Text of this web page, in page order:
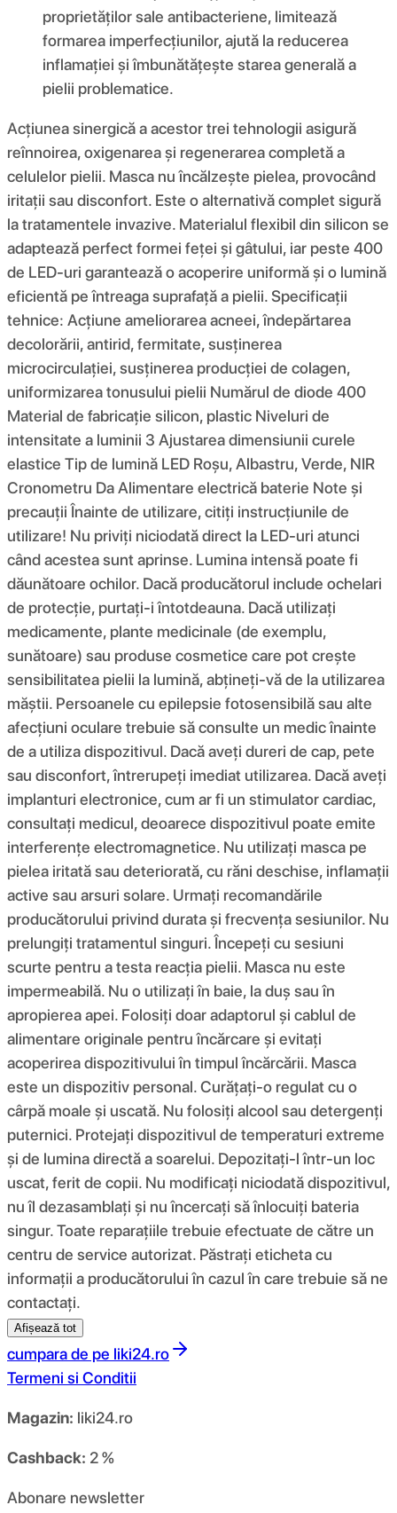
proprietăților sale antibacteriene, limitează
formarea imperfecțiunilor, ajută la reducerea
inflamației și îmbunătățește starea generală a
pielii problematice.
Acțiunea sinergică a acestor trei tehnologii asigură
reînnoirea, oxigenarea și regenerarea completă a
celulelor pielii. Masca nu încălzește pielea, provocând
iritații sau disconfort. Este o alternativă complet sigură
la tratamentele invazive. Materialul flexibil din silicon se
adaptează perfect formei feței și gâtului, iar peste 400
de LED-uri garantează o acoperire uniformă și o lumină
eficientă pe întreaga suprafață a pielii. Specificații
tehnice: Acţiune ameliorarea acneei, îndepărtarea
decolorării, antirid, fermitate, susținerea
microcirculației, susținerea producției de colagen,
uniformizarea tonusului pielii Numărul de diode 400
Material de fabricație silicon, plastic Niveluri de
intensitate a luminii 3 Ajustarea dimensiunii curele
elastice Tip de lumină LED Roșu, Albastru, Verde, NIR
Cronometru Da Alimentare electrică baterie Note și
precauții Înainte de utilizare, citiți instrucțiunile de
utilizare! Nu priviți niciodată direct la LED-uri atunci
când acestea sunt aprinse. Lumina intensă poate fi
dăunătoare ochilor. Dacă producătorul include ochelari
de protecție, purtați-i întotdeauna. Dacă utilizați
medicamente, plante medicinale (de exemplu,
sunătoare) sau produse cosmetice care pot crește
sensibilitatea pielii la lumină, abțineți-vă de la utilizarea
măștii. Persoanele cu epilepsie fotosensibilă sau alte
afecțiuni oculare trebuie să consulte un medic înainte
de a utiliza dispozitivul. Dacă aveți dureri de cap, pete
sau disconfort, întrerupeți imediat utilizarea. Dacă aveți
implanturi electronice, cum ar fi un stimulator cardiac,
consultați medicul, deoarece dispozitivul poate emite
interferențe electromagnetice. Nu utilizați masca pe
pielea iritată sau deteriorată, cu răni deschise, inflamații
active sau arsuri solare. Urmați recomandările
producătorului privind durata și frecvența sesiunilor. Nu
prelungiți tratamentul singuri. Începeți cu sesiuni
scurte pentru a testa reacția pielii. Masca nu este
impermeabilă. Nu o utilizați în baie, la duș sau în
apropierea apei. Folosiți doar adaptorul și cablul de
alimentare originale pentru încărcare și evitați
acoperirea dispozitivului în timpul încărcării. Masca
este un dispozitiv personal. Curățați-o regulat cu o
cârpă moale și uscată. Nu folosiți alcool sau detergenți
puternici. Protejați dispozitivul de temperaturi extreme
și de lumina directă a soarelui. Depozitați-l într-un loc
uscat, ferit de copii. Nu modificați niciodată dispozitivul,
nu îl dezasamblați și nu încercați să înlocuiți bateria
singur. Toate reparațiile trebuie efectuate de către un
centru de service autorizat. Păstrați eticheta cu
informații a producătorului în cazul în care trebuie să ne
contactați.
Afișează tot
cumpara de pe liki24.ro
Termeni si Conditii
Magazin: liki24.ro
Cashback: 2 %
Abonare newsletter